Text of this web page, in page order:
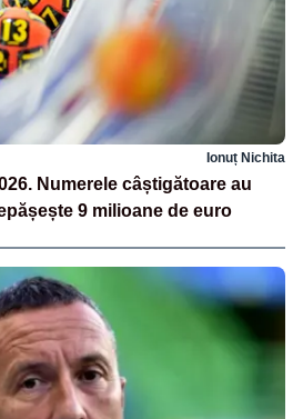
Ionuț Nichita
Numerele câștigătoare au
9 milioane de euro